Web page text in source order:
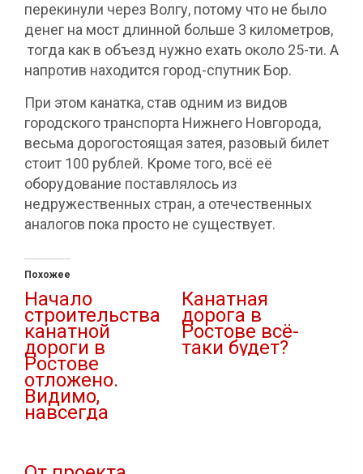
перекинули через Волгу, потому что не было
денег на мост длинной больше 3 километров,
тогда как в объезд нужно ехать около 25-ти. А
напротив находится город-спутник Бор.
При этом канатка, став одним из видов
городского транспорта Нижнего Новгорода,
весьма дорогостоящая затея, разовый билет
стоит 100 рублей. Кроме того, всё её
оборудование поставлялось из
недружественных стран, а отечественных
аналогов пока просто не существует.
Похожее
Начало
строительства
канатной
дороги в
Ростове
отложено.
Видимо,
навсегда
Канатная
дорога в
Ростове всё-
таки будет?